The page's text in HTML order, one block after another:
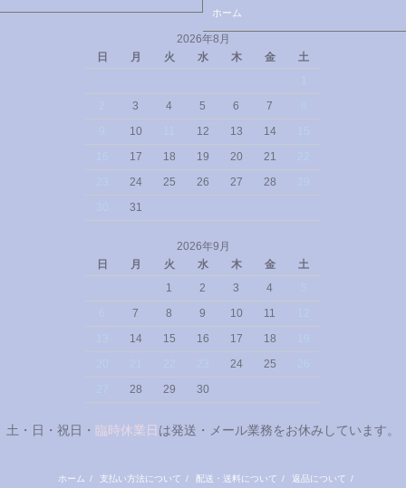
ホーム
2026年8月
日
月 火 水 木 金
土
3 4 5 6 7
10 12 13 14
17 18 19 20 21
24 25 26 27 28
31
2026年9月
日
月 火 水 木 金
土
1
2 3 4
7 8 9 10 11
14 15 16 17 18
24 25
28 29 30
土・日・祝日・ 臨時休業日は発送・メール業務をお休みしています。
ホーム / 支払い方法について / 配送・送料について / 返品について /